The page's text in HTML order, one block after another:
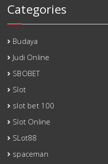
Categories
Budaya
Judi Online
SBOBET
Slot
slot bet 100
Slot Online
SLot88
spaceman